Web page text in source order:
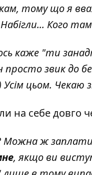
тому що я
Кого там
каже "ти
просто звик до
цьом. Чекаю
на себе довго
Можна ж
, якщо ви